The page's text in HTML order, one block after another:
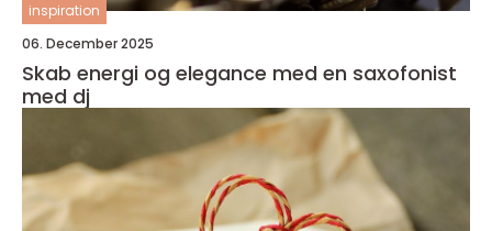
inspiration
06. December 2025
Skab energi og elegance med en saxofonist
med dj